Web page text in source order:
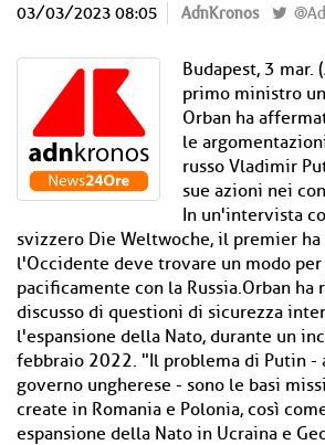
03/03/2023 08:05 AdnKronos
Budapest, 3 mar.
primo ministro
Orban ha
le
russo Vladimir
sue azioni nei
In un'intervista
svizzero Die Weltwoche, il premier ha
l'Occidente deve trovare un modo
pacificamente con la Russia.Orban
discusso di questioni di sicurezza
l'espansione della Nato, durante un
febbraio 2022. "Il problema di Putin -
governo ungherese - sono le basi
create in Romania e Polonia, così
espansione della Nato in Ucraina e